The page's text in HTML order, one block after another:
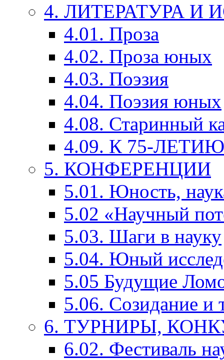
4. ЛИТЕРАТУРА И
4.01. Проза
4.02. Проза юных
4.03. Поэзия
4.04. Поэзия юных
4.08. Старинный
4.09. К 75-
5. КОНФЕРЕНЦИИ
5.01. Юность,
5.02 «Научный
5.03. Шаги в науку
5.04. Юный
5.05 Будущие
5.06. Созидание и
6. ТУРНИРЫ,
6.02. Фестиваль